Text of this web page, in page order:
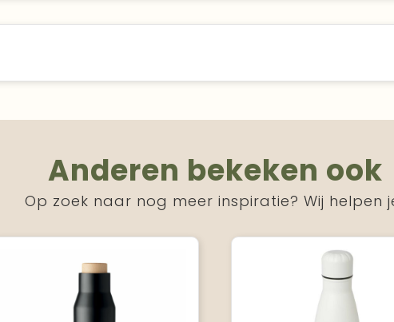
Anderen bekeken ook
Op zoek naar nog meer inspiratie? Wij helpen